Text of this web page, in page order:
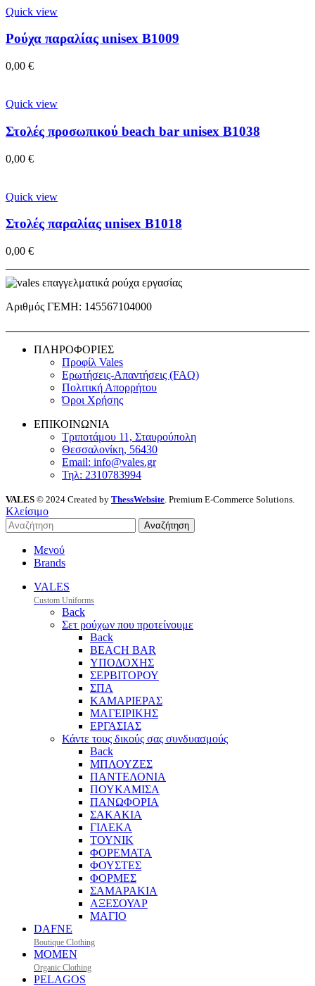
Quick view
Ρούχα παραλίας unisex B1009
0,00 €
Quick view
Στολές προσωπικού beach bar unisex B1038
0,00 €
Quick view
Στολές παραλίας unisex B1018
0,00 €
Αριθμός ΓΕΜΗ: 145567104000
ΠΛΗΡΟΦΟΡΙΕΣ
Προφίλ Vales
Ερωτήσεις-Απαντήσεις (FAQ)
Πολιτική Απορρήτου
Όροι Χρήσης
ΕΠΙΚΟΙΝΩΝΙΑ
Τριποτάμου 11, Σταυρούπολη
Θεσσαλονίκη, 56430
Email: info@vales.gr
Τηλ: 2310783994
VALES © 2024 Created by ThessWebsite. Premium E-Commerce Solutions.
Κλείσιμο
Αναζήτηση
Μενού
Brands
VALES
Custom Uniforms
Back
Σετ ρούχων που προτείνουμε
Back
BEACH BAR
ΥΠΟΔΟΧΗΣ
ΣΕΡΒΙΤΟΡΟΥ
ΣΠΑ
ΚΑΜΑΡΙΕΡΑΣ
ΜΑΓΕΙΡΙΚΗΣ
ΕΡΓΑΣΙΑΣ
Κάντε τους δικούς σας συνδυασμούς
Back
ΜΠΛΟΥΖΕΣ
ΠΑΝΤΕΛΟΝΙΑ
ΠΟΥΚΑΜΙΣΑ
ΠΑΝΩΦΟΡΙΑ
ΣΑΚΑΚΙΑ
ΓΙΛΕΚΑ
ΤΟΥΝΙΚ
ΦΟΡΕΜΑΤΑ
ΦΟΥΣΤΕΣ
ΦΟΡΜΕΣ
ΣΑΜΑΡΑΚΙΑ
ΑΞΕΣΟΥΑΡ
ΜΑΓΙΟ
DAFNE
Boutique Clothing
MOMEN
Organic Clothing
PELAGOS